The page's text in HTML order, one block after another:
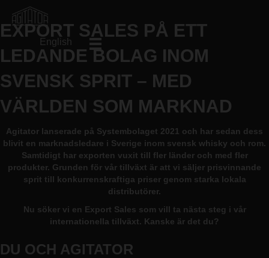
English
EXPORT SALES PÅ ETT
LEDANDE BOLAG INOM
SVENSK SPRIT – MED
VÄRLDEN SOM MARKNAD
Agitator lanserade på Systembolaget 2021 och har sedan dess
blivit en marknadsledare i Sverige inom svensk whisky och rom.
Samtidigt har exporten vuxit till fler länder och med fler
produkter. Grunden för vår tillväxt är att vi säljer prisvinnande
sprit till konkurrenskraftiga priser genom starka lokala
distributörer.
Nu söker vi en Export Sales som vill ta nästa steg i vår
internationella tillväxt. Kanske är det du?
DU OCH AGITATOR